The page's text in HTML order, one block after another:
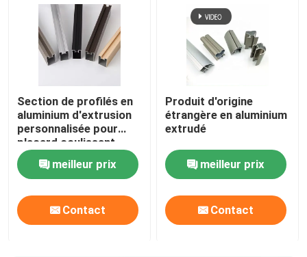
Section de profilés en
aluminium d'extrusion
personnalisée pour
placard coulissant
meilleur prix
Contact
Produit d'origine
étrangère en aluminium
extrudé
meilleur prix
Contact